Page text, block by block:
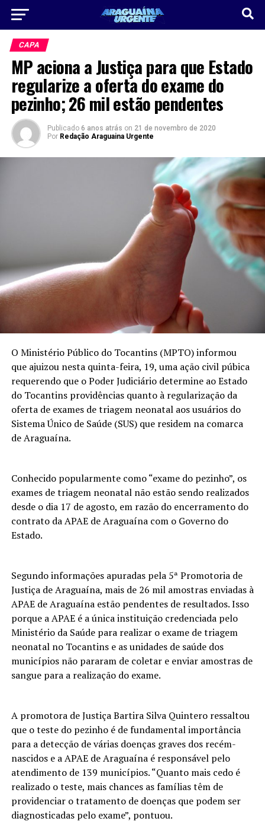
CAPA
MP aciona a Justiça para que Estado
regularize a oferta do exame do
pezinho; 26 mil estão pendentes
Publicado 6 anos atrás on 21 de novembro de 2020
Por Redação Araguaina Urgente
O Ministério Público do Tocantins (MPTO) informou
que ajuizou nesta quinta-feira, 19, uma ação civil púbica
requerendo que o Poder Judiciário determine ao Estado
do Tocantins providências quanto à regularização da
oferta de exames de triagem neonatal aos usuários do
Sistema Único de Saúde (SUS) que residem na comarca
de Araguaína.
Conhecido popularmente como “exame do pezinho”, os
exames de triagem neonatal não estão sendo realizados
desde o dia 17 de agosto, em razão do encerramento do
contrato da APAE de Araguaína com o Governo do
Estado.
Segundo informações apuradas pela 5ª Promotoria de
Justiça de Araguaína, mais de 26 mil amostras enviadas à
APAE de Araguaína estão pendentes de resultados. Isso
porque a APAE é a única instituição credenciada pelo
Ministério da Saúde para realizar o exame de triagem
neonatal no Tocantins e as unidades de saúde dos
municípios não pararam de coletar e enviar amostras de
sangue para a realização do exame.
A promotora de Justiça Bartira Silva Quintero ressaltou
que o teste do pezinho é de fundamental importância
para a detecção de várias doenças graves dos recém-
nascidos e a APAE de Araguaína é responsável pelo
atendimento de 139 municípios. “Quanto mais cedo é
realizado o teste, mais chances as famílias têm de
providenciar o tratamento de doenças que podem ser
diagnosticadas pelo exame”, pontuou.